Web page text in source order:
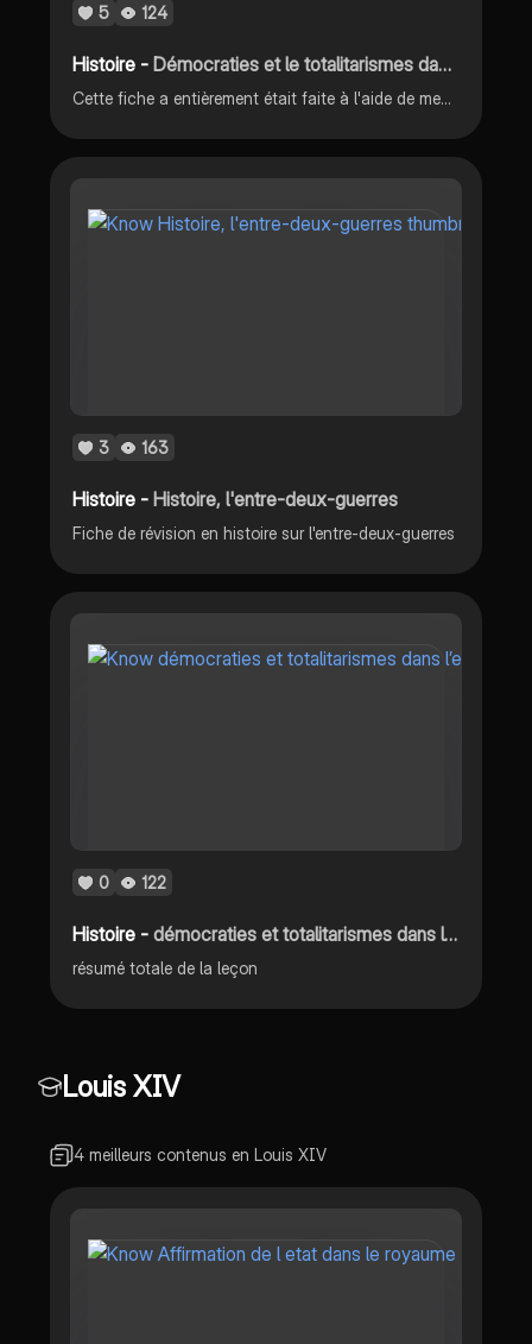
5 124
Histoire -Démocraties et le totalitarismes dans l'entre-deux-guerres
Cette fiche a entièrement était faite à l'aide de mes cours d'histoire. Elle vous aidera à comprendre les démocraties et le totalitarismes dans l'entre-deux-guerres. Donnez moi votre avis dessus. Je vous souhaite de bonnes révisions ! 🙂
3 163
Histoire -Histoire, l'entre-deux-guerres
Fiche de révision en histoire sur l'entre-deux-guerres
0 122
Histoire -démocraties et totalitarismes dans l’entre deux guerre
résumé totale de la leçon
Louis XIV
4 meilleurs contenus en Louis XIV